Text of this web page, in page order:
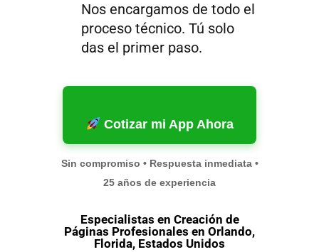
Nos encargamos de todo el
proceso técnico. Tú solo
das el primer paso.
Cotizar mi App Ahora
Sin compromiso • Respuesta inmediata •
25 años de experiencia
Especialistas en Creación de
Páginas Profesionales en Orlando,
Florida, Estados Unidos